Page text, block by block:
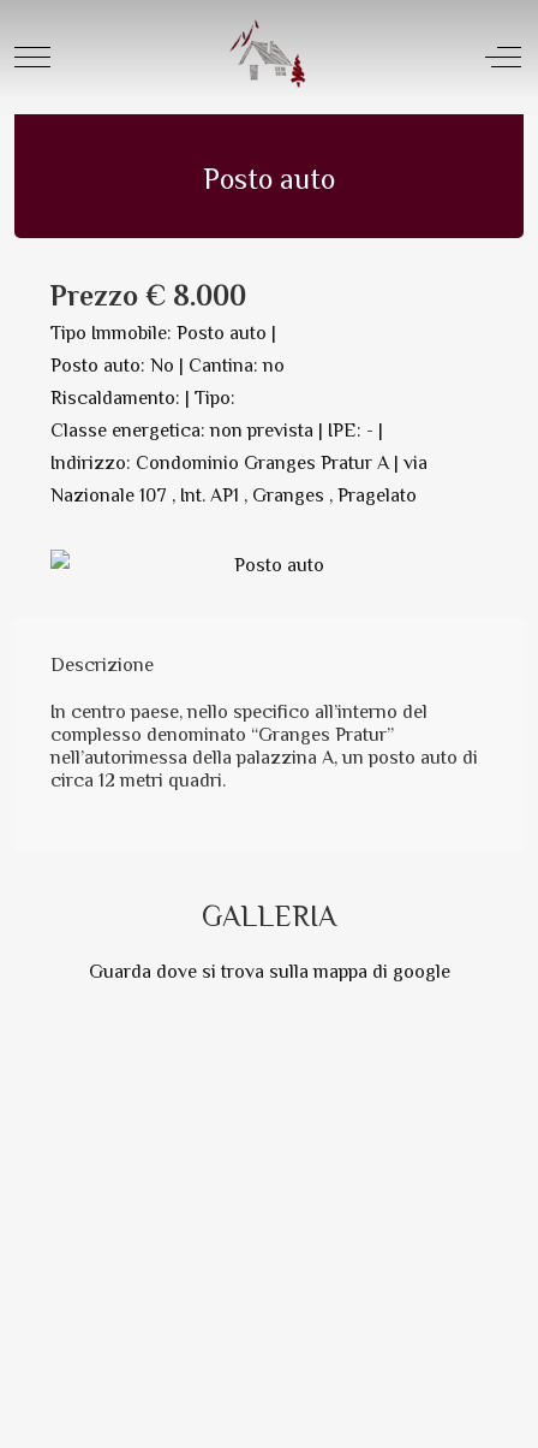
Mobile Menu Toggle Off-
Posto auto in Vendita | N. 9138
Posto auto
Prezzo € 8.000
Tipo Immobile: Posto auto |
Posto auto: No | Cantina: no
Riscaldamento: | Tipo:
Classe energetica: non prevista | IPE: - |
Indirizzo: Condominio Granges Pratur A | via
Nazionale 107 , Int. AP1 , Granges , Pragelato
Descrizione
In centro paese, nello specifico all’interno del
complesso denominato “Granges Pratur”
nell’autorimessa della palazzina A, un posto auto di
circa 12 metri quadri.
GALLERIA
Guarda dove si trova sulla mappa di google